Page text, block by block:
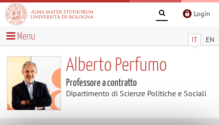
Login
IT EN
Menu
Alberto Perfumo
Professore a contratto
Dipartimento di Scienze Politiche e Sociali